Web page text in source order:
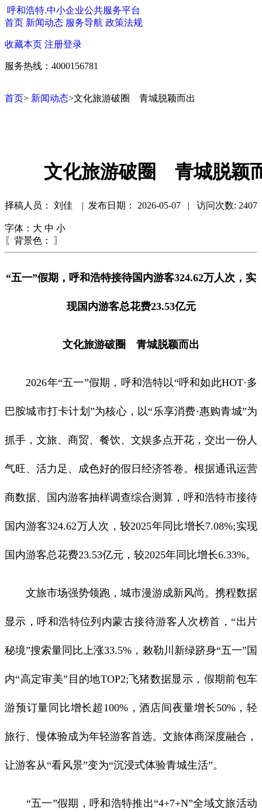
呼和浩特.中小企业公共服务平台
首页 新闻动态 服务导航 政策法规
收藏本页 注册登录
服务热线：4000156781
首页> 新闻动态>文化旅游破圈 青城脱颖而出
文化旅游破圈 青城脱颖
择稿人员： 刘佳 | 发布日期： 2026-05-07 | 访问次数: 2407
字体： 大 中 小
〖背景色： 〗
“五一”假期，呼和浩特接待国内游客324.62万人次，实
现国内游客总花费23.53亿元
文化旅游破圈 青城脱颖而出
2026年“五一”假期，呼和浩特以“呼和如此HOT·多
巴胺城市打卡计划”为核心，以“乐享消费·惠购青城”为
抓手，文旅、商贸、餐饮、文娱多点开花，交出一份人
气旺、活力足、成色好的假日经济答卷。根据通讯运营
商数据、国内游客抽样调查综合测算，呼和浩特市接待
国内游客324.62万人次，较2025年同比增长7.08%;实现
国内游客总花费23.53亿元，较2025年同比增长6.33%。
文旅市场强势领跑，城市漫游成新风尚。携程数据
显示，呼和浩特位列内蒙古接待游客人次榜首，“出片
秘境”搜索量同比上涨33.5%，敕勒川新绿跻身“五一”国
内“高定审美”目的地TOP2;飞猪数据显示，假期前包车
游预订量同比增长超100%，酒店间夜量增长50%，轻
旅行、慢体验成为年轻游客首选。文旅体商深度融合，
让游客从“看风景”变为“沉浸式体验青城生活”。
“五一”假期，呼和浩特推出“4+7+N”全域文旅活动